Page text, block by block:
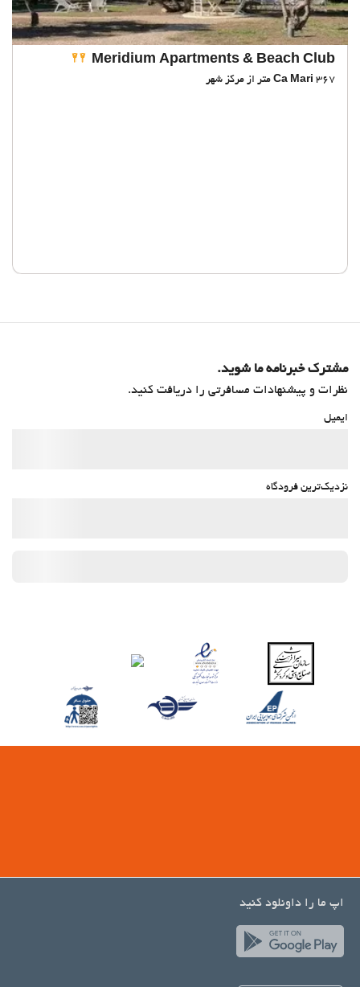
Meridium Apartments & Beach Club
Ca Mari 367 متر از مرکز شهر
مشترک خبرنامه ما شوید.
نظرات و پیشنهادات مسافرتی را دریافت کنید.
ایمیل
نزدیک‌ترین فرودگاه
اپ ما را داونلود کنید